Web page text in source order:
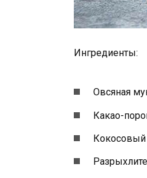
Ингредиенты:
Овсяная
Какао-
Кокосовый